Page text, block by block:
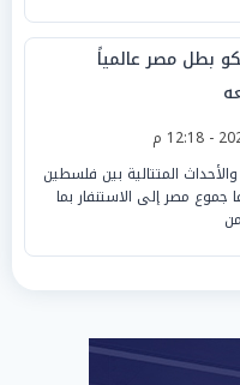
بطل مصر عالمياً
المتتالية بين فلسطين
جموع مصر إلى الاستنفار بما